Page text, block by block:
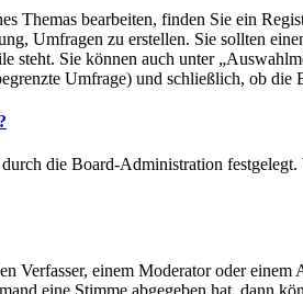
Themas bearbeiten, finden Sie ein
Umfragen zu erstellen. Sie sollten
steht. Sie können auch unter
Umfrage) und schließlich, ob die
die Board-Administration
Verfasser, einem Moderator oder
eine Stimme abgegeben hat, dann